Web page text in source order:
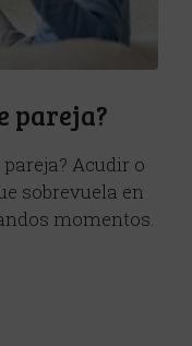
pareja?
Acudir o
sobrevuela en
momentos.